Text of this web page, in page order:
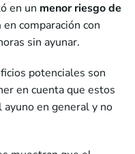
en un menor riesgo de
en comparación con
sin ayunar.
potenciales son
en cuenta que estos
ayuno en general y no